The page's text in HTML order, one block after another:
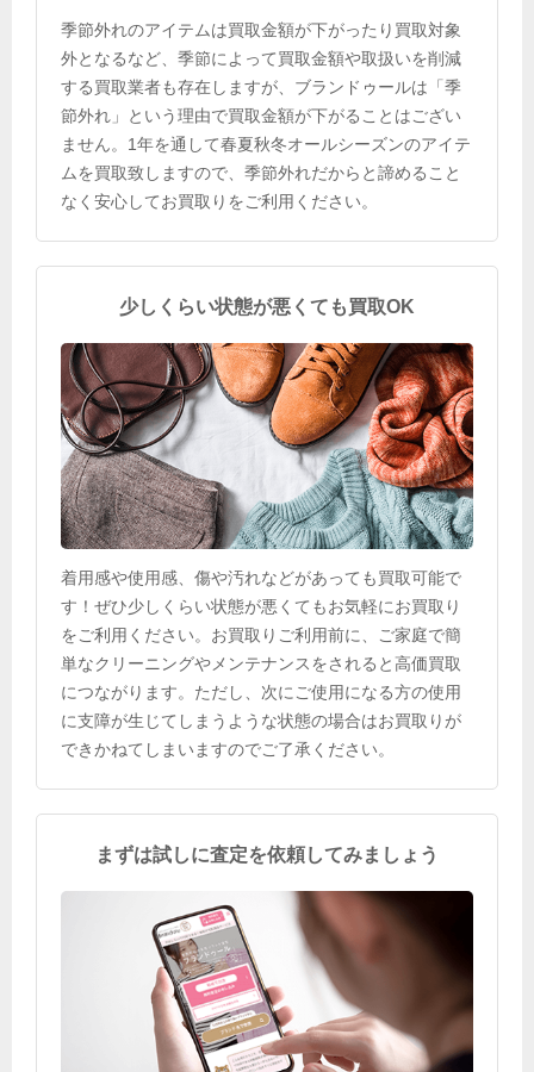
季節外れのアイテムは買取金額が下がったり買取対象
外となるなど、季節によって買取金額や取扱いを削減
する買取業者も存在しますが、ブランドゥールは「季
節外れ」という理由で買取金額が下がることはござい
ません。1年を通して春夏秋冬オールシーズンのアイテ
ムを買取致しますので、季節外れだからと諦めること
なく安心してお買取りをご利用ください。
少しくらい状態が悪くても買取OK
着用感や使用感、傷や汚れなどがあっても買取可能で
す！ぜひ少しくらい状態が悪くてもお気軽にお買取り
をご利用ください。お買取りご利用前に、ご家庭で簡
単なクリーニングやメンテナンスをされると高価買取
につながります。ただし、次にご使用になる方の使用
に支障が生じてしまうような状態の場合はお買取りが
できかねてしまいますのでご了承ください。
まずは試しに査定を依頼してみましょう